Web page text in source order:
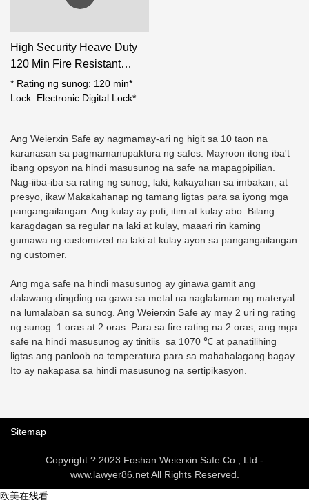
Ang Weierxin Safe ay nagmamay-ari ng higit sa 10 taon na
karanasan sa pagmamanupaktura ng safes. Mayroon itong iba't
ibang opsyon na hindi masusunog na safe na mapagpipilian.
Nag-iiba-iba sa rating ng sunog, laki, kakayahan sa imbakan, at
presyo, ikaw'Makakahanap ng tamang ligtas para sa iyong mga
pangangailangan. Ang kulay ay puti, itim at kulay abo. Bilang
karagdagan sa regular na laki at kulay, maaari rin kaming
gumawa ng customized na laki at kulay ayon sa pangangailangan
ng customer.
Ang mga safe na hindi masusunog ay ginawa gamit ang
dalawang dingding na gawa sa metal na naglalaman ng materyal
na lumalaban sa sunog. Ang Weierxin Safe ay may 2 uri ng rating
ng sunog: 1 oras at 2 oras. Para sa fire rating na 2 oras, ang mga
safe na hindi masusunog ay tinitiis sa 1070 ℃ at panatilihing
ligtas ang panloob na temperatura para sa mahahalagang bagay.
Ito ay nakapasa sa hindi masusunog na sertipikasyon.
na mga bisagra ng bakal*
High Security Heave Duty
120 Min Fire Resistant
Safes ML-700
* Rating ng sunog: 120 min*
Lock: Electronic Digital Lock*
Makinis na operasyon ng pinto
na may 360 degree na bukas;*
Mga bisagra ng heavy duty na
bakal?sa gilid;* Naaayos na
istante??sa loob;* Maliit na
cabinet sa ibaba;
Sitemap
Copyright ? 2023 Foshan Weierxin Safe Co., Ltd -
www.lawyer86.net All Rights Reserved.
欧美在线看